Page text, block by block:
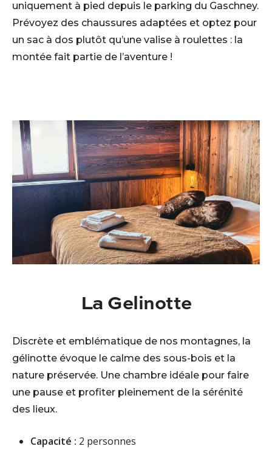
uniquement à pied depuis le parking du Gaschney.
Prévoyez des chaussures adaptées et optez pour
un sac à dos plutôt qu’une valise à roulettes : la
montée fait partie de l’aventure !
La Gelinotte
Discrète et emblématique de nos montagnes, la
gélinotte évoque le calme des sous-bois et la
nature préservée. Une chambre idéale pour faire
une pause et profiter pleinement de la sérénité
des lieux.
Capacité : 2 personnes